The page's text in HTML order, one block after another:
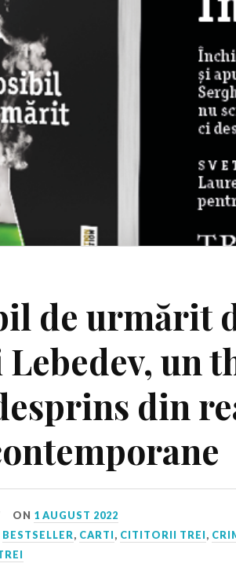
de urmărit
Lebedev, un
din
ON 1 AUGUST 2022
BESTSELLER, CARTI, CITITORII TREI,